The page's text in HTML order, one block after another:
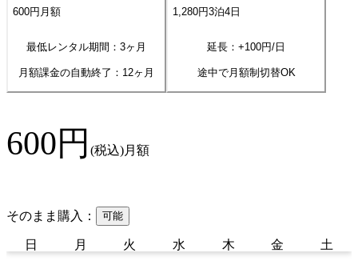
600円 月額
最低レンタル期間：3ヶ月
月額課金の自動終了： 12ヶ月
1,280円3泊4日
延長：+100円/日
途中で月額制切替OK
600円 (税込)月額
そのまま購入： 可能
日 月 火 水 木 金 土